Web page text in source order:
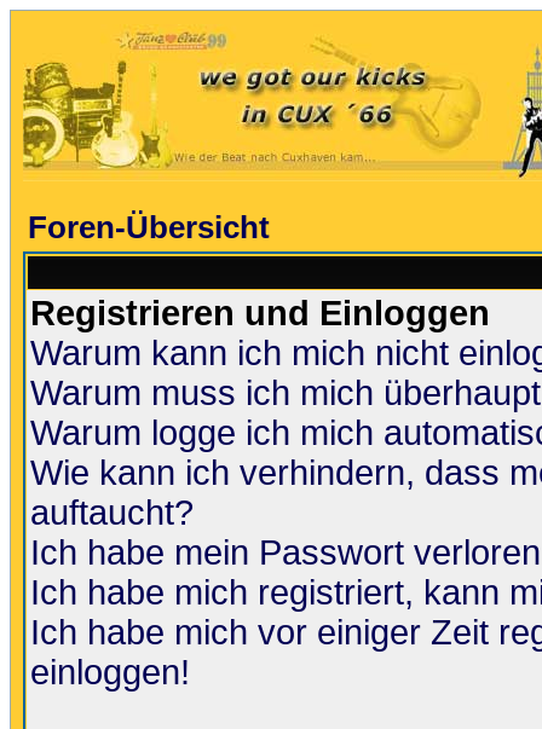
Foren-Übersicht
Registrieren und Einloggen
Warum kann ich mich nicht
Warum muss ich mich
Warum logge ich mich
Wie kann ich verhindern, dass
auftaucht?
Ich habe mein Passwort
Ich habe mich registriert, kann
Ich habe mich vor einiger Zeit
einloggen!